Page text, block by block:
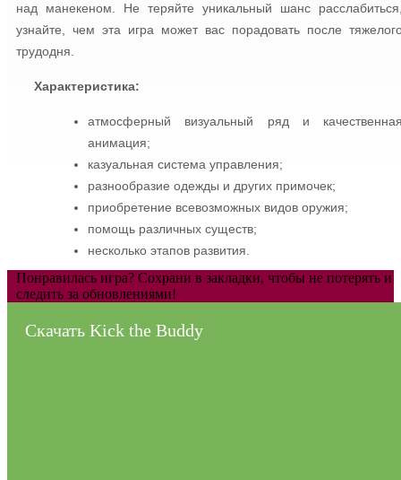
над манекеном. Не теряйте уникальный шанс
узнайте, чем эта игра может вас порадовать после
трудодня.
Характеристика:
атмосферный визуальный ряд и
анимация;
казуальная система управления;
разнообразие одежды и других примочек;
приобретение всевозможных видов оружия;
помощь различных существ;
несколько этапов развития.
Понравилась игра? Сохрани в закладки, чтобы не потерять и
следить за обновлениями!
Скачать Kick the Buddy